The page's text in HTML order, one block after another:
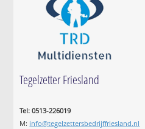
Tegelzetter Friesland
Tel: 0513-226019
M: info@tegelzettersbedrijffriesland.nl